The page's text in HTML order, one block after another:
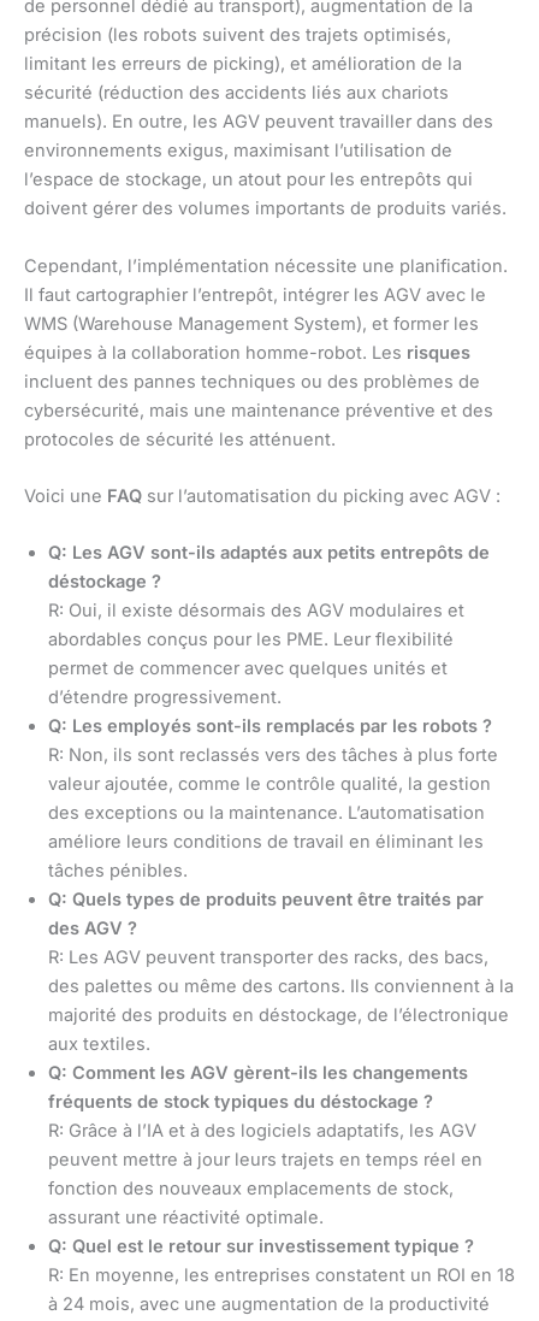
de personnel dédié au transport), augmentation de la
précision (les robots suivent des trajets optimisés,
limitant les erreurs de picking), et amélioration de la
sécurité (réduction des accidents liés aux chariots
manuels). En outre, les AGV peuvent travailler dans des
environnements exigus, maximisant l’utilisation de
l’espace de stockage, un atout pour les entrepôts qui
doivent gérer des volumes importants de produits variés.
Cependant, l’implémentation nécessite une planification.
Il faut cartographier l’entrepôt, intégrer les AGV avec le
WMS (Warehouse Management System), et former les
équipes à la collaboration homme-robot. Les risques
incluent des pannes techniques ou des problèmes de
cybersécurité, mais une maintenance préventive et des
protocoles de sécurité les atténuent.
Voici une FAQ sur l’automatisation du picking avec AGV :
Q: Les AGV sont-ils adaptés aux petits entrepôts de
déstockage ?
R: Oui, il existe désormais des AGV modulaires et
abordables conçus pour les PME. Leur flexibilité
permet de commencer avec quelques unités et
d’étendre progressivement.
Q: Les employés sont-ils remplacés par les robots ?
R: Non, ils sont reclassés vers des tâches à plus forte
valeur ajoutée, comme le contrôle qualité, la gestion
des exceptions ou la maintenance. L’automatisation
améliore leurs conditions de travail en éliminant les
tâches pénibles.
Q: Quels types de produits peuvent être traités par
des AGV ?
R: Les AGV peuvent transporter des racks, des bacs,
des palettes ou même des cartons. Ils conviennent à la
majorité des produits en déstockage, de l’électronique
aux textiles.
Q: Comment les AGV gèrent-ils les changements
fréquents de stock typiques du déstockage ?
R: Grâce à l’IA et à des logiciels adaptatifs, les AGV
peuvent mettre à jour leurs trajets en temps réel en
fonction des nouveaux emplacements de stock,
assurant une réactivité optimale.
Q: Quel est le retour sur investissement typique ?
R: En moyenne, les entreprises constatent un ROI en 18
à 24 mois, avec une augmentation de la productivité